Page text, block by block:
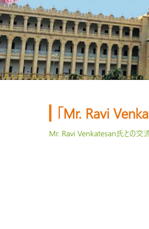
「Mr. Ravi
Mr. Ravi Venkatesan氏との交